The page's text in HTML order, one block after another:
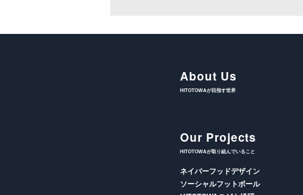
About Us
HITOTOWAが目指す世界
Our Projects
HITOTOWAが取り組んでいること
ネイバーフッドデザイン
ソーシャルフットボール